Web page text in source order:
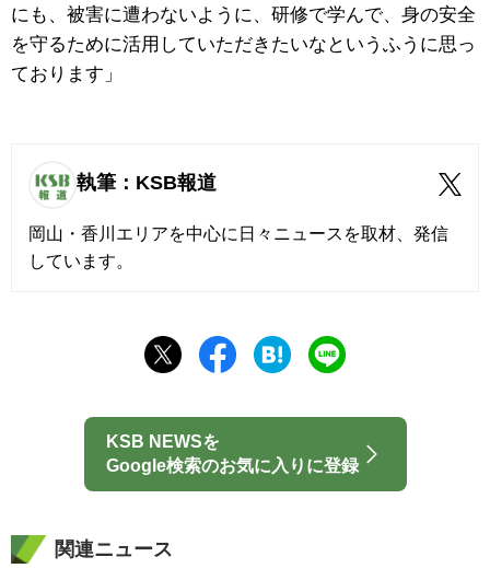
にも、被害に遭わないように、研修で学んで、身の安全
を守るために活用していただきたいなというふうに思っ
ております」
執筆：KSB報道
岡山・香川エリアを中心に日々ニュースを取材、発信
しています。
KSB NEWSを
Google検索のお気に入りに登録
関連ニュース